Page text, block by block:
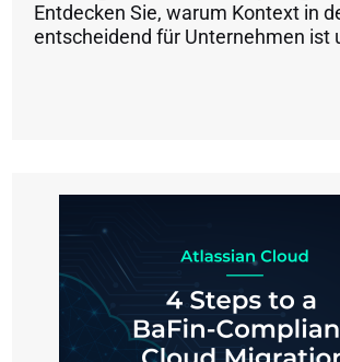
Entdecken Sie, warum Kontext in
entscheidend für Unternehmen ist